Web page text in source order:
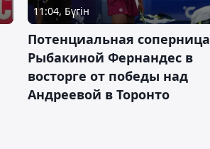
11:04, Бүгін
Потенциальная соперница
Рыбакиной Фернандес в
восторге от победы над
Андреевой в Торонто